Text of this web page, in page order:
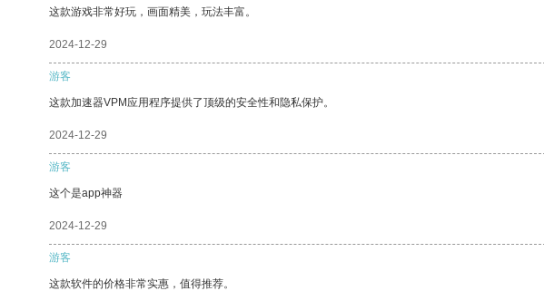
这款游戏非常好玩，画面精美，玩法丰富。
2024-12-29
游客
这款加速器VPM应用程序提供了顶级的安全性和隐私保护。
2024-12-29
游客
这个是app神器
2024-12-29
游客
这款软件的价格非常实惠，值得推荐。